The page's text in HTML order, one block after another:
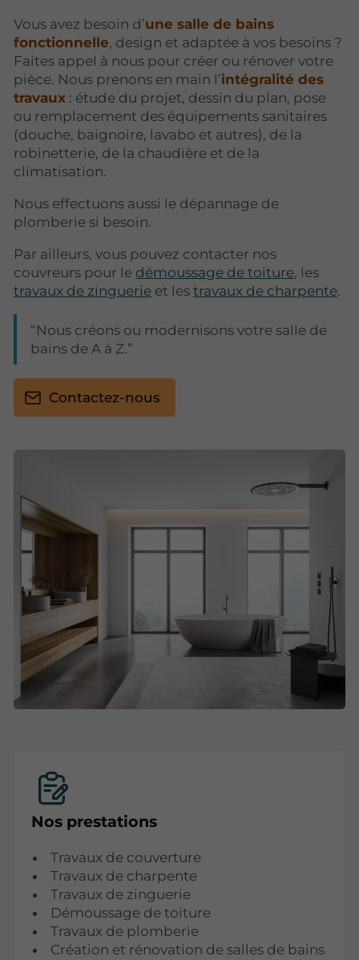
Vous avez besoin d’une salle de bains
fonctionnelle, design et adaptée à vos besoins ?
Faites appel à nous pour créer ou rénover votre
pièce. Nous prenons en main l’intégralité des
travaux : étude du projet, dessin du plan, pose
ou remplacement des équipements sanitaires
(douche, baignoire, lavabo et autres), de la
robinetterie, de la chaudière et de la
climatisation.
Nous effectuons aussi le dépannage de
plomberie si besoin.
Par ailleurs, vous pouvez contacter nos
couvreurs pour le démoussage de toiture, les
travaux de zinguerie et les travaux de charpente.
Nous créons ou modernisons votre salle de
bains de A à Z.
Contactez-nous
Nos prestations
Travaux de couverture
Travaux de charpente
Travaux de zinguerie
Démoussage de toiture
Travaux de plomberie
Création et rénovation de salles de bains